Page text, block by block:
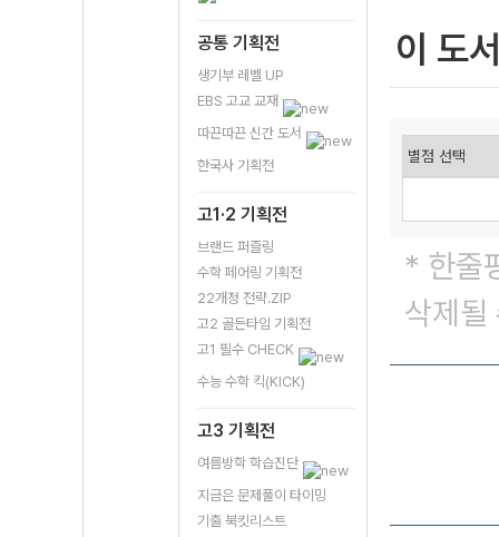
공통 기획전
생기부 레벨 UP
EBS 고교 교재
따끈따끈 신간 도서
한국사 기획전
고1·2 기획전
브랜드 퍼즐링
수학 페어링 기획전
22개정 전략.ZIP
고2 골든타임 기획전
고1 필수 CHECK
수능 수학 킥(KICK)
고3 기획전
여름방학 학습진단
지금은 문제풀이 타이밍
기출 북킷리스트
이 도
* 한줄
삭제될